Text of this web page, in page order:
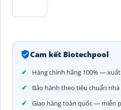
Cam kết Biotechpool
Hàng chính hãng 100% —
Bảo hành theo tiêu chuẩn
Giao hàng toàn quốc — miễn